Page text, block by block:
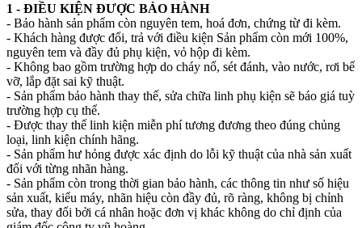
1 - ĐIỀU KIỆN ĐƯỢC BẢO HÀNH
- Bảo hành sản phẩm còn nguyên tem, hoá đơn, chứng từ đi kèm.
- Khách hàng được đổi, trả với điều kiện Sản phẩm còn mới 100%,
nguyên tem và đầy đủ phụ kiện, vỏ hộp đi kèm.
- Không bao gồm trường hợp do cháy nổ, sét đánh, vào nước, rơi bể
vỡ, lắp đặt sai kỹ thuật.
- Sản phẩm bảo hành thay thế, sửa chữa linh phụ kiện sẽ báo giá tuỳ
trường hợp cụ thể.
- Được thay thế linh kiện miễn phí tương đương theo đúng chủng
loại, linh kiện chính hãng.
- Sản phẩm hư hỏng được xác định do lỗi kỹ thuật của nhà sản xuất
đối với từng nhãn hàng.
- Sản phẩm còn trong thời gian bảo hành, các thông tin như số hiệu
sản xuất, kiểu máy, nhãn hiệu còn đầy đủ, rõ ràng, không bị chỉnh
sửa, thay đổi bởi cá nhân hoặc đơn vị khác không do chỉ định của